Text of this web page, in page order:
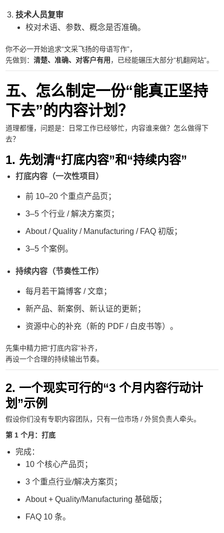
技术人员复审
校对术语、参数、概念是否准确。
你不必一开始追求“文采飞扬的母语写作”，
先做到：清楚、准确、对客户有用，已经能碾压大部分“机翻网站”。
五、怎么制定一份“能真正坚持
下去”的内容计划？
道理都懂，问题是：日常工作已经够忙，内容谁来做？怎么做得下
去？
1. 先划清“打底内容”和“持续内容”
打底内容（一次性项目）
前 10–20 个重点产品页；
3–5 个行业 / 解决方案页；
About / Quality / Manufacturing / FAQ 初版；
3–5 个案例。
持续内容（节奏性工作）
每月若干篇博客 / 文章；
新产品、新案例、新认证的更新；
资源中心的补充（新的 PDF / 白皮书等）。
先集中精力把“打底内容”补齐，
再设一个合理的持续输出节奏。
2. 一个现实可行的“3 个月内容行动计
划”示例
假设你们没有专职内容团队，只有一位市场 / 外贸负责人牵头。
第 1 个月：打底
完成：
10 个核心产品页；
3 个重点行业/解决方案页；
About + Quality/Manufacturing 基础版；
FAQ 10 条。